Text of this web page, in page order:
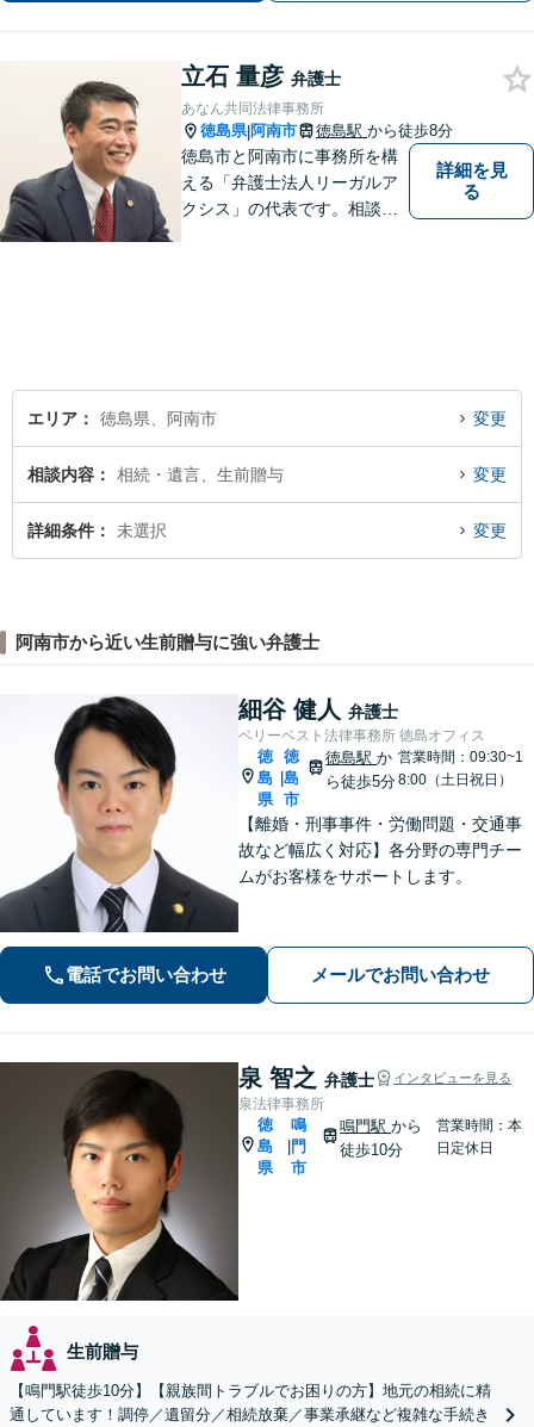
立石 量彦 弁護士
あなん共同法律事務所
徳島県|阿南市 徳島駅 から徒歩8分
徳島市と阿南市に事務所を構
える「弁護士法人リーガルア
クシス」の代表です。相談い
詳細を見
る
エリア 徳島県、阿南市 変更
相談内容 相続・遺言、生前贈与 変更
詳細条件 未選択 変更
阿南市から近い生前贈与に強い弁護士
細谷 健人 弁護士
ベリーベスト法律事務所 徳島オフィス
徳
島
県
|
徳
島
市
徳島駅か
ら徒歩5分
営業時間：09:30~1
8:00（土日祝日）
【離婚・刑事事件・労働問題・交通事
故など幅広く対応】各分野の専門チー
ムがお客様をサポートします。
電話でお問い合わせ メールでお問い合わせ
泉 智之 弁護士 インタビューを見る
泉法律事務所
徳
島
県
鳴
門
市
鳴門駅 から
徒歩10分
営業時間：本
日定休日
生前贈与
【鳴門駅徒歩10分】【親族間トラブルでお困りの方】地元の相続に精
通しています！調停／遺留分／相続放棄／事業承継など複雑な手続き